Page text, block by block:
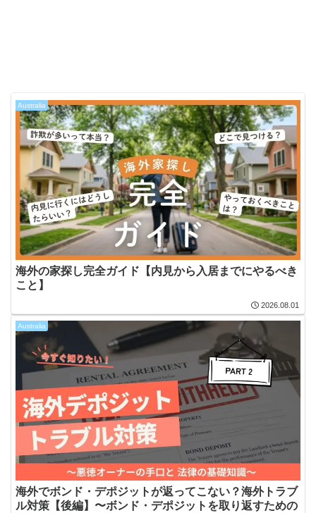
Australia
海外の家探し完全ガイド【内見から入居までにやるべき
こと】
2026.08.01
Australia
海外でボンド・デポジットが返ってこない？海外トラブ
ル対策【後編】〜ボンド・デポジットを取り返すための